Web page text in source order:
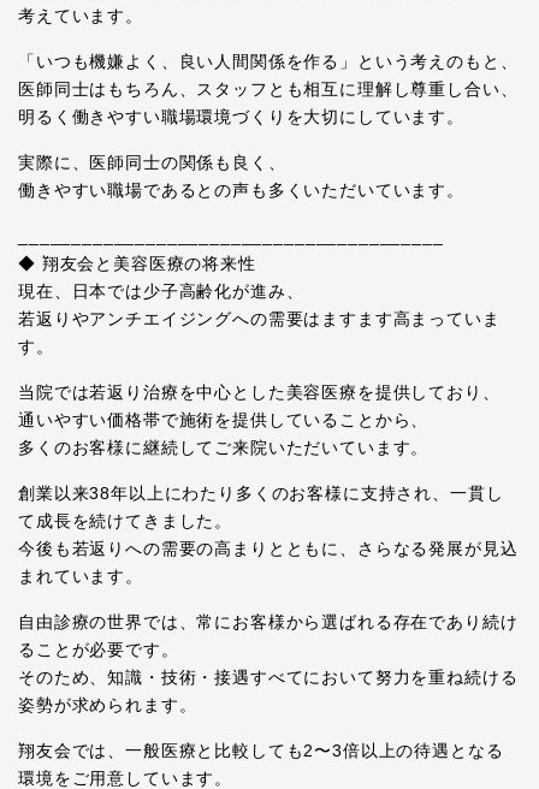
考えています。
「いつも機嫌よく、良い人間関係を作る」という考えのもと、
医師同士はもちろん、スタッフとも相互に理解し尊重し合い、
明るく働きやすい職場環境づくりを大切にしています。
実際に、医師同士の関係も良く、
働きやすい職場であるとの声も多くいただいています。
◆ 翔友会と美容医療の将来性
現在、日本では少子高齢化が進み、
若返りやアンチエイジングへの需要はますます高まっていま
す。
当院では若返り治療を中心とした美容医療を提供しており、
通いやすい価格帯で施術を提供していることから、
多くのお客様に継続してご来院いただいています。
創業以来38年以上にわたり多くのお客様に支持され、一貫し
て成長を続けてきました。
今後も若返りへの需要の高まりとともに、さらなる発展が見込
まれています。
自由診療の世界では、常にお客様から選ばれる存在であり続け
ることが必要です。
そのため、知識・技術・接遇すべてにおいて努力を重ね続ける
姿勢が求められます。
翔友会では、一般医療と比較しても2〜3倍以上の待遇となる
環境をご用意しています。